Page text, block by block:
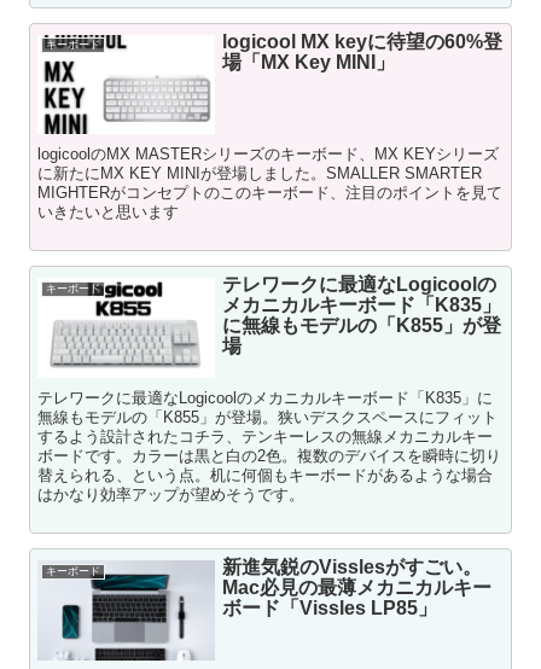
キーボード
logicool MX keyに待望の60%登
場「MX Key MINI」
logicoolのMX MASTERシリーズのキーボード、MX KEYシリーズ
に新たにMX KEY MINIが登場しました。SMALLER SMARTER
MIGHTERがコンセプトのこのキーボード、注目のポイントを見て
いきたいと思います
キーボード
テレワークに最適なLogicoolの
メカニカルキーボード「K835」
に無線もモデルの「K855」が登
場
テレワークに最適なLogicoolのメカニカルキーボード「K835」に
無線もモデルの「K855」が登場。狭いデスクスペースにフィット
するよう設計されたコチラ、テンキーレスの無線メカニカルキー
ボードです。カラーは黒と白の2色。複数のデバイスを瞬時に切り
替えられる、という点。机に何個もキーボードがあるような場合
はかなり効率アップが望めそうです。
キーボード
新進気鋭のVisslesがすごい。
Mac必見の最薄メカニカルキー
ボード「Vissles LP85」